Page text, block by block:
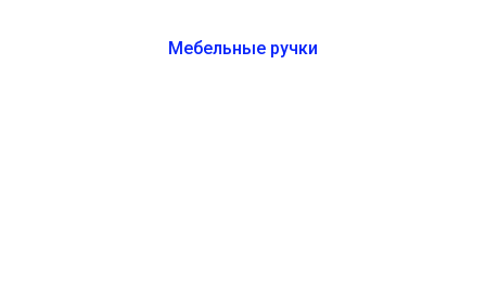
Мебельные ручки